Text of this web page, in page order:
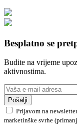
Besplatno se
Budite na vrijeme
aktivnostima.
Pošalji
Prijavom na
marketinške svrhe